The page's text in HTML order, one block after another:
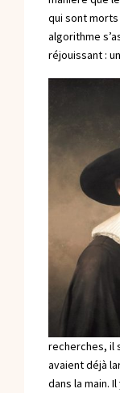
qui sont
algorithme
réjouissant :
recherches, il
avaient déjà
dans la main.